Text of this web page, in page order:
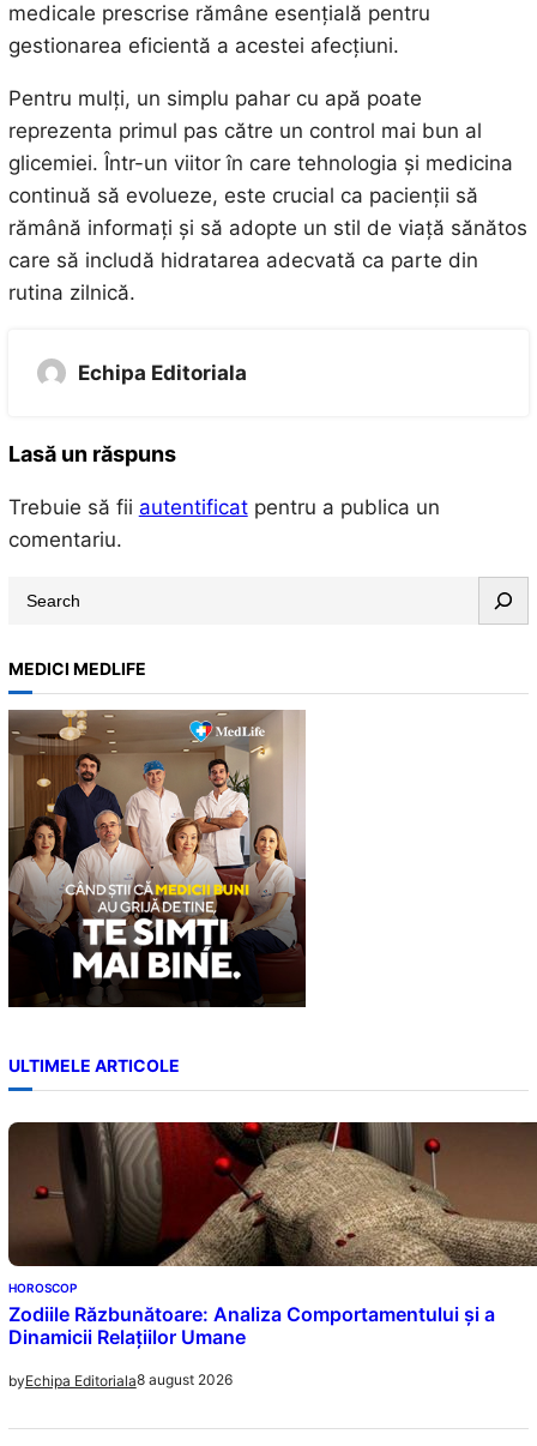
medicale prescrise rămâne esențială pentru
gestionarea eficientă a acestei afecțiuni.
Pentru mulți, un simplu pahar cu apă poate
reprezenta primul pas către un control mai bun al
glicemiei. Într-un viitor în care tehnologia și medicina
continuă să evolueze, este crucial ca pacienții să
rămână informați și să adopte un stil de viață sănătos
care să includă hidratarea adecvată ca parte din
rutina zilnică.
Echipa Editoriala
Lasă un răspuns
Trebuie să fii autentificatpentru a publica un
comentariu.
a
r
c
h
MEDICI MEDLIFE
ULTIMELE ARTICOLE
HOROSCOP
Zodiile Răzbunătoare: Analiza Comportamentului și a
Dinamicii Relațiilor Umane
byEchipa Editoriala8 august 2026